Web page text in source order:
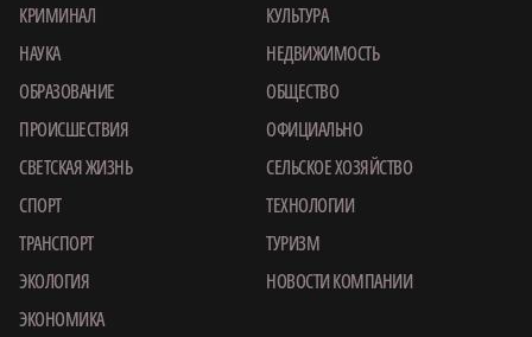
КРИМИНАЛ
КУЛЬТУРА
НАУКА
НЕДВИЖИМОСТЬ
ОБРАЗОВАНИЕ
ОБЩЕСТВО
ПРОИСШЕСТВИЯ
ОФИЦИАЛЬНО
СВЕТСКАЯ ЖИЗНЬ
СЕЛЬСКОЕ ХОЗЯЙСТВО
СПОРТ
ТЕХНОЛОГИИ
ТРАНСПОРТ
ТУРИЗМ
ЭКОЛОГИЯ
НОВОСТИ КОМПАНИИ
ЭКОНОМИКА